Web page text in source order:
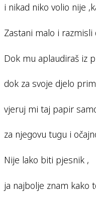
i nikad niko volio nije
Zastani malo i
Dok mu aplaudiraš iz
dok za svoje djelo
vjeruj mi taj papir
za njegovu tugu i
Nije lako biti pjesnik ,
ja najbolje znam kako